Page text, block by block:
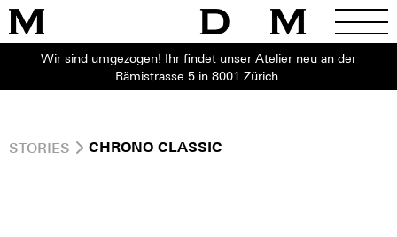
Wir sind umgezogen! Ihr findet unser Atelier neu an der
Rämistrasse 5 in 8001 Zürich.
STORIES CHRONO CLASSIC